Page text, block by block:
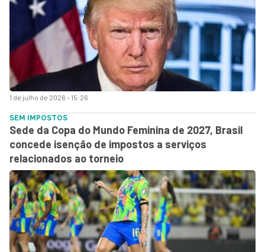
1 de julho de 2026 - 15:26
SEM IMPOSTOS
Sede da Copa do Mundo Feminina de 2027, Brasil
concede isenção de impostos a serviços
relacionados ao torneio